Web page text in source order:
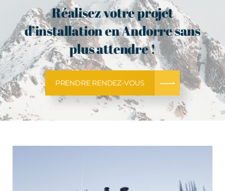
Réalisez votre projet
d’installation en Andorre sans
plus attendre !
PRENDRE RENDEZ-VOUS